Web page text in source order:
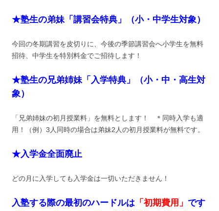
★塾生の弟妹「講習会特典」（小・中学生対象）
今回の冬期講習を皮切りに、今後の季節講習会へ小学生を無料
招待、中学生を特別料金でご招待します！
★塾生の兄弟姉妹「入学特典」（小・中・高生対
象）
「兄弟姉妹の初月授業料」を無料とします！ ＊同時入学も適
用！（例）3人同時の場合は弟妹2人の初月授業料が無料です。
★入学金全面廃止
どの月に入学しても入学金は一切いただきません！
入塾する際の最初のハードルは 「初期費用」 です